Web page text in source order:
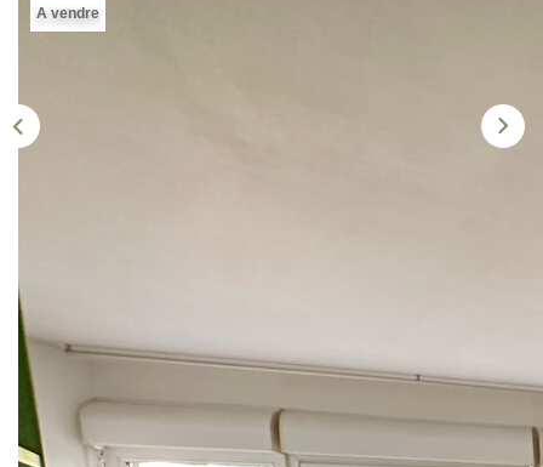
A vendre
Description